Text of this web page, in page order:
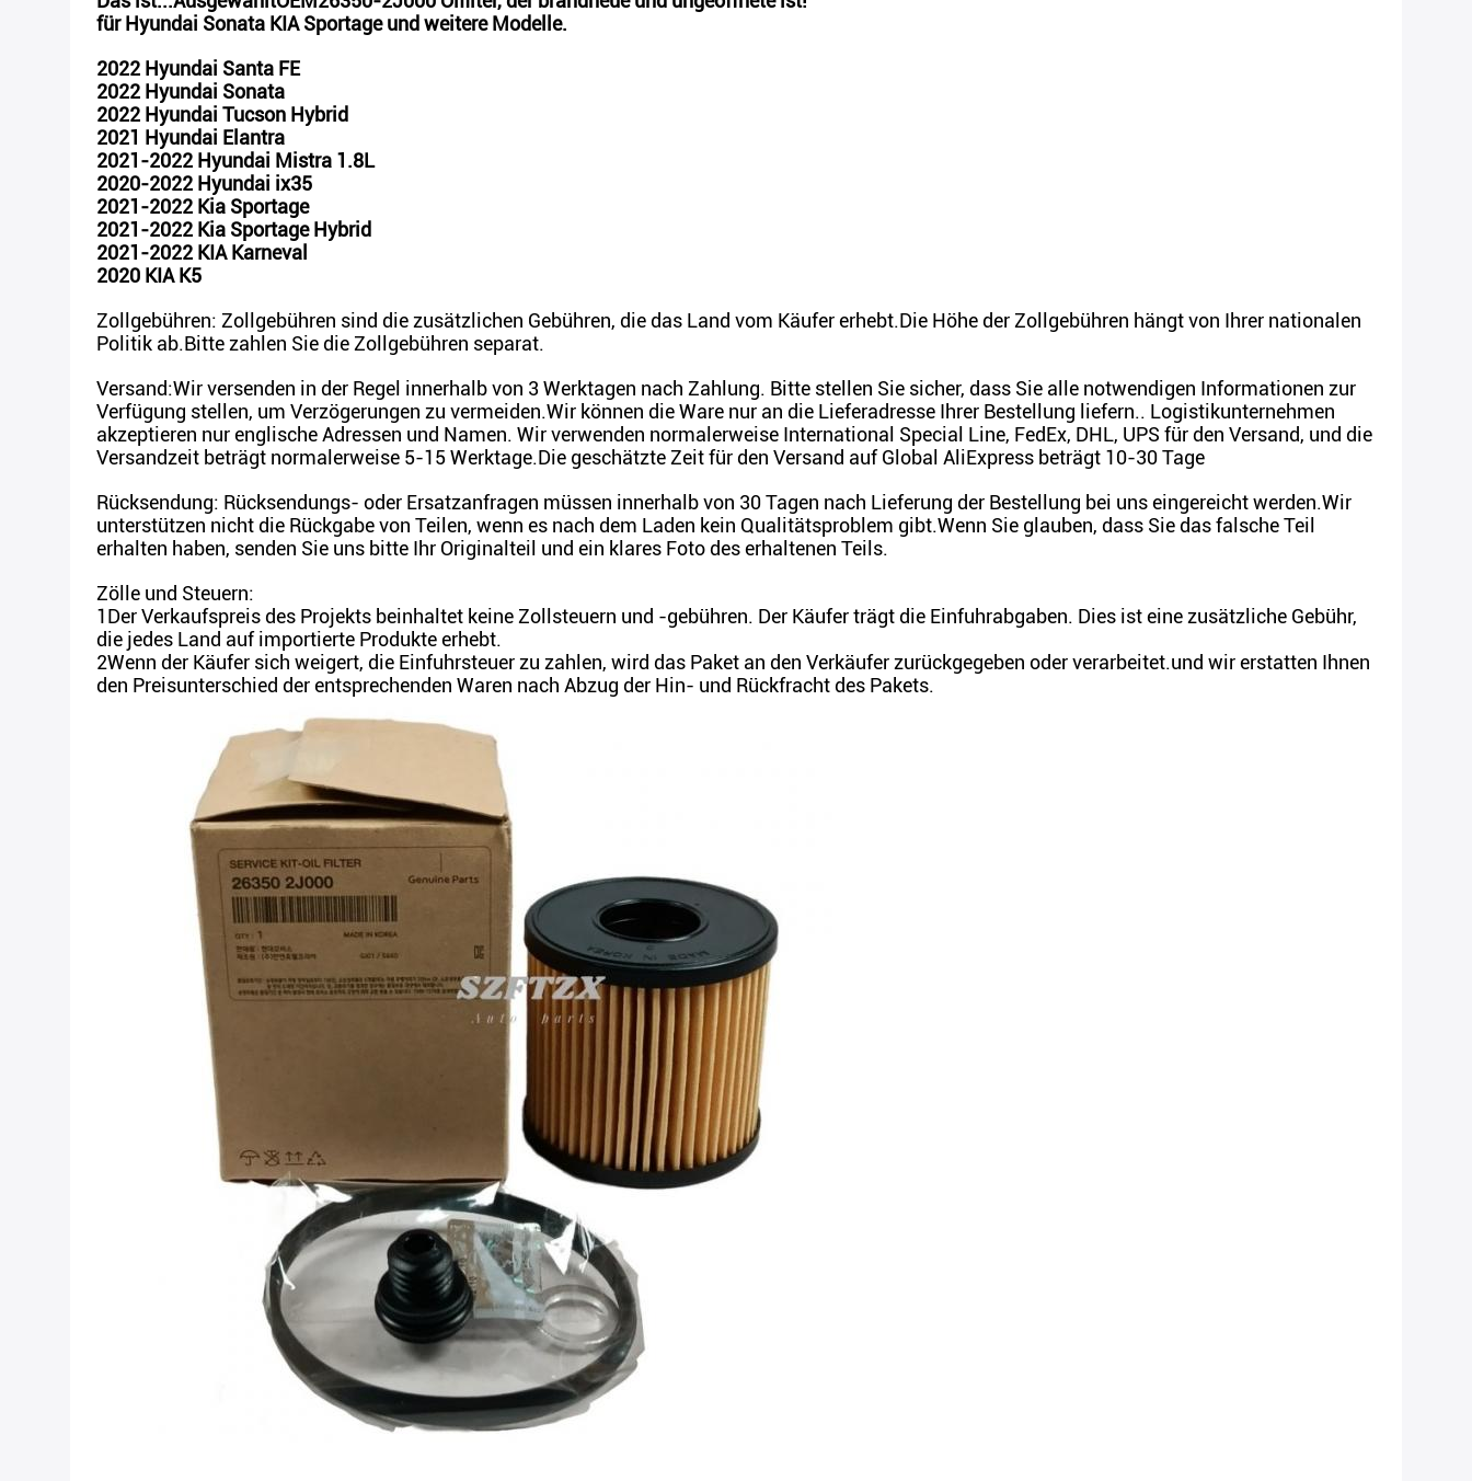
für Hyundai Sonata KIA Sportage und weitere Modelle.
2022 Hyundai Santa FE
2022 Hyundai Sonata
2022 Hyundai Tucson Hybrid
2021 Hyundai Elantra
2021-2022 Hyundai Mistra 1.8L
2020-2022 Hyundai ix35
2021-2022 Kia Sportage
2021-2022 Kia Sportage Hybrid
2021-2022 KIA Karneval
2020 KIA K5
Zollgebühren: Zollgebühren sind die zusätzlichen Gebühren, die das Land vom Käufer erhebt.Die Höhe der Zollgebühren hängt von Ihrer nationalen
Politik ab.Bitte zahlen Sie die Zollgebühren separat.
Versand:Wir versenden in der Regel innerhalb von 3 Werktagen nach Zahlung. Bitte stellen Sie sicher, dass Sie alle notwendigen Informationen zur
Verfügung stellen, um Verzögerungen zu vermeiden.Wir können die Ware nur an die Lieferadresse Ihrer Bestellung liefern.. Logistikunternehmen
akzeptieren nur englische Adressen und Namen. Wir verwenden normalerweise International Special Line, FedEx, DHL, UPS für den Versand, und die
Versandzeit beträgt normalerweise 5-15 Werktage.Die geschätzte Zeit für den Versand auf Global AliExpress beträgt 10-30 Tage
Rücksendung: Rücksendungs- oder Ersatzanfragen müssen innerhalb von 30 Tagen nach Lieferung der Bestellung bei uns eingereicht werden.Wir
unterstützen nicht die Rückgabe von Teilen, wenn es nach dem Laden kein Qualitätsproblem gibt.Wenn Sie glauben, dass Sie das falsche Teil
erhalten haben, senden Sie uns bitte Ihr Originalteil und ein klares Foto des erhaltenen Teils.
Zölle und Steuern:
1Der Verkaufspreis des Projekts beinhaltet keine Zollsteuern und -gebühren. Der Käufer trägt die Einfuhrabgaben. Dies ist eine zusätzliche Gebühr,
die jedes Land auf importierte Produkte erhebt.
2Wenn der Käufer sich weigert, die Einfuhrsteuer zu zahlen, wird das Paket an den Verkäufer zurückgegeben oder verarbeitet.und wir erstatten Ihnen
den Preisunterschied der entsprechenden Waren nach Abzug der Hin- und Rückfracht des Pakets.